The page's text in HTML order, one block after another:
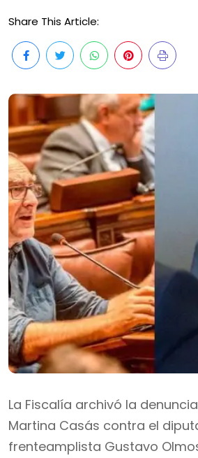
Share This Article:
La Fiscalía archivó la
Martina Casás contra el
frenteamplista Gustavo